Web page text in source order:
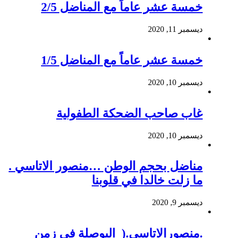
خمسة عشر عاماً مع المناضل 2/5
ديسمبر 11, 2020
خمسة عشر عاماً مع المناضل 1/5
ديسمبر 10, 2020
غاب صاحب الضحكة الطفولية
ديسمبر 10, 2020
مناضل بحجم الوطن …منصور الاتاسي .
ما زلت خالدا في قلوبنا
ديسمبر 9, 2020
.منصورالاتاسي.( البوصلة في زمن